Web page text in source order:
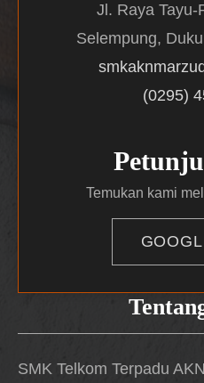
SMK Telkom Terpadu
Jl. Raya Tayu-
Selempung,
(0295)
Temukan kami